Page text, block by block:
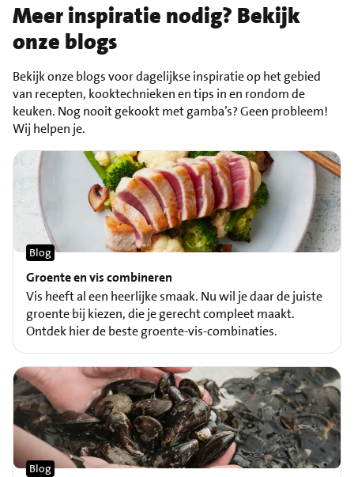
Meer inspiratie nodig? Bekijk
onze blogs
Bekijk onze blogs voor dagelijkse inspiratie op het gebied
van recepten, kooktechnieken en tips in en rondom de
keuken. Nog nooit gekookt met gamba’s? Geen probleem!
Wij helpen je.
Groente en vis combineren
Blog
Vis heeft al een heerlijke smaak. Nu wil je daar de juiste
groente bij kiezen, die je gerecht compleet maakt.
Ontdek hier de beste groente-vis-combinaties.
Blog